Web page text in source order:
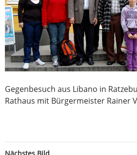
Gegenbesuch aus Libano in
Rathaus mit Bürgermeister Rainer